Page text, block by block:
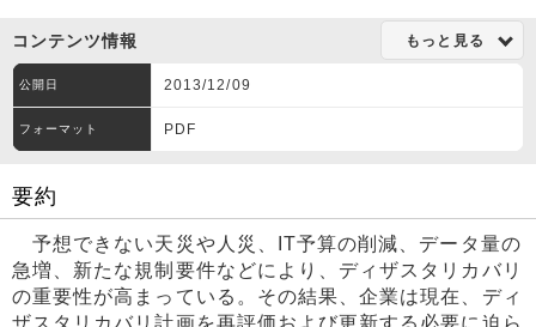
コンテンツ情報 もっと見る
公開日 2013/12/09
フォーマット PDF
要約
予想できない天災や人災、IT予算の削減、データ量の
急増、新たな規制要件などにより、ディザスタリカバリ
の重要性が高まっている。その結果、企業は現在、ディ